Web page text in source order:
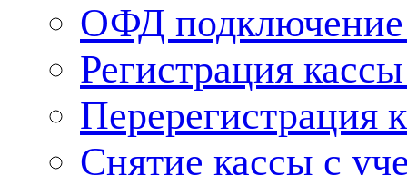
ОФД подключение
Регистрация
Снятие кассы с